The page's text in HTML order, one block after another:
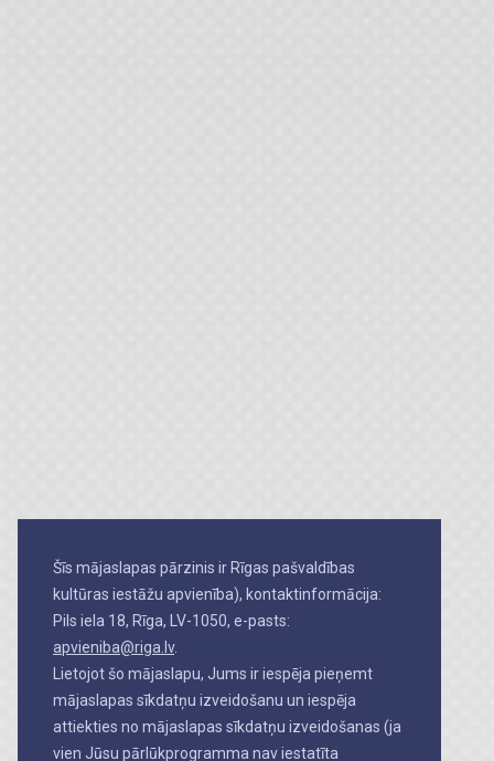
Šīs mājaslapas pārzinis ir Rīgas pašvaldības
kultūras iestāžu apvienība), kontaktinformācija:
Pils iela 18, Rīga, LV-1050, e-pasts:
apvieniba@riga.lv.
Lietojot šo mājaslapu, Jums ir iespēja pieņemt
mājaslapas sīkdatņu izveidošanu un iespēja
attiekties no mājaslapas sīkdatņu izveidošanas (ja
vien Jūsu pārlūkprogramma nav iestatīta